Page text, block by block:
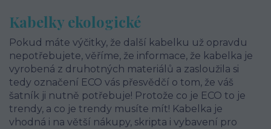
Kabelky ekologické
Pokud máte výčitky, že další kabelku už opravdu
nepotřebujete, věříme, že informace, že kabelka je
vyrobená z druhotných materiálů a zasloužila si
tedy označení ECO vás přesvědčí o tom, že váš
šatník ji nutně potřebuje! Protože co je ECO to je
trendy, a co je trendy musíte mít! Kabelka je
vhodná i na větší nákupy, skripta i vybavení pro